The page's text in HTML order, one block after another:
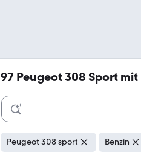
97 Peugeot 308 Sport
Peugeot 308 sport Benzin